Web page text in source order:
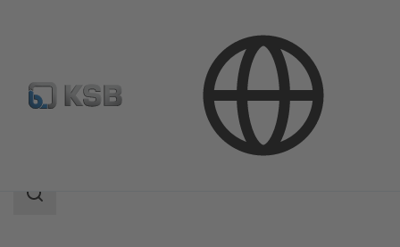
Protección contra incendios
Área